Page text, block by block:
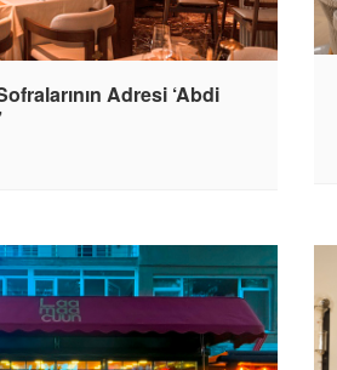
Adresi ‘Abdi